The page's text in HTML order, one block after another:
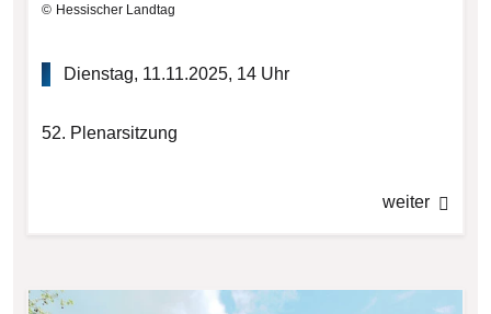
Hessischer Landtag
Dienstag, 11.11.2025, 14 Uhr
52. Plenarsitzung
weiter
Bilddatei